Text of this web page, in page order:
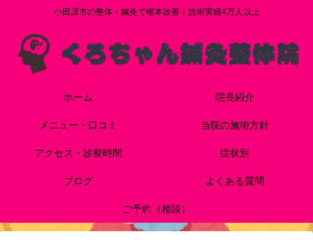
小田原市の整体・鍼灸で根本改善｜施術実績4万人以上
ホーム 院長紹介
メニュー・口コミ 当院の施術方針
アクセス・診察時間 症状別
ブログ よくある質問
ご予約（相談）